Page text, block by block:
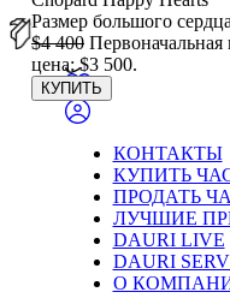
Размер большого
$4 400 Первоначальная
цена: $3 500.
КУПИТЬ
КОНТАКТЫ
КУПИТЬ
ПРОДАТЬ
ЛУЧШИЕ
DAURI LIVE
DAURI
О